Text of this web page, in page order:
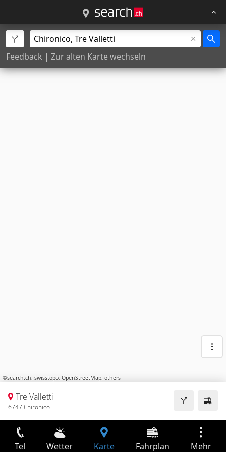
Feedback | Zur alten Karte wechseln
©search.ch, swisstopo, OpenStreetMap, others
Tre Valletti
6747 Chironico
Tel Wetter Karte Fahrplan Mehr